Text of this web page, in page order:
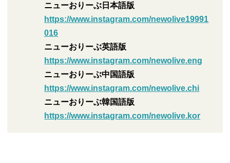
ニューおりーぶ日本語版
https://www.instagram.com/newolive19991
016
ニューおりーぶ英語版
https://www.instagram.com/newolive.eng
ニューおりーぶ中国語版
https://www.instagram.com/newolive.chi
ニューおりーぶ韓国語版
https://www.instagram.com/newolive.kor